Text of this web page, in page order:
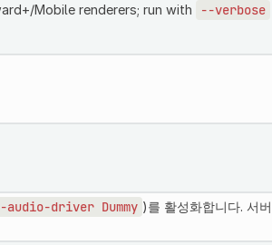
Mobile renderers; run with --verbose
audio-driver Dummy )를 활성화합니다. 서버